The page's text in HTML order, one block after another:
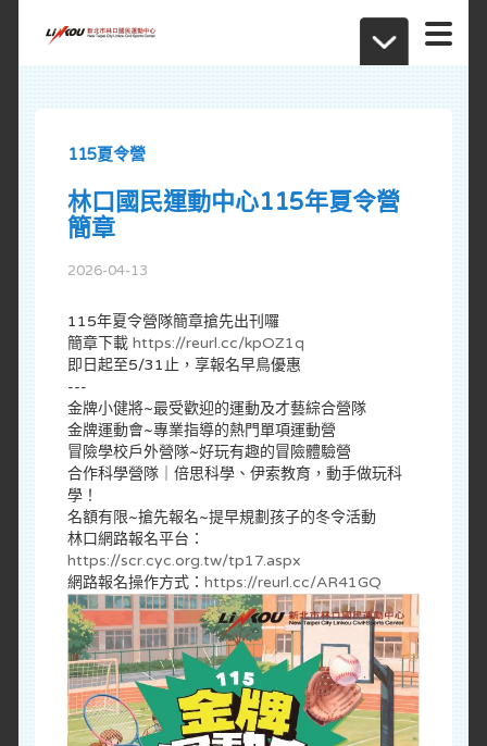
115夏令營
林口國民運動中心115年夏令營
簡章
2026-04-13
115年夏令營隊簡章搶先出刊囉
簡章下載 https://reurl.cc/kpOZ1q
即日起至5/31止，享報名早鳥優惠
---
金牌小健將~最受歡迎的運動及才藝綜合營隊
金牌運動會~專業指導的熱門單項運動營
冒險學校戶外營隊~好玩有趣的冒險體驗營
合作科學營隊｜倍思科學、伊索教育，動手做玩科
學！
名額有限~搶先報名~提早規劃孩子的冬令活動
林口網路報名平台：
https://scr.cyc.org.tw/tp17.aspx
網路報名操作方式： https://reurl.cc/AR41GQ